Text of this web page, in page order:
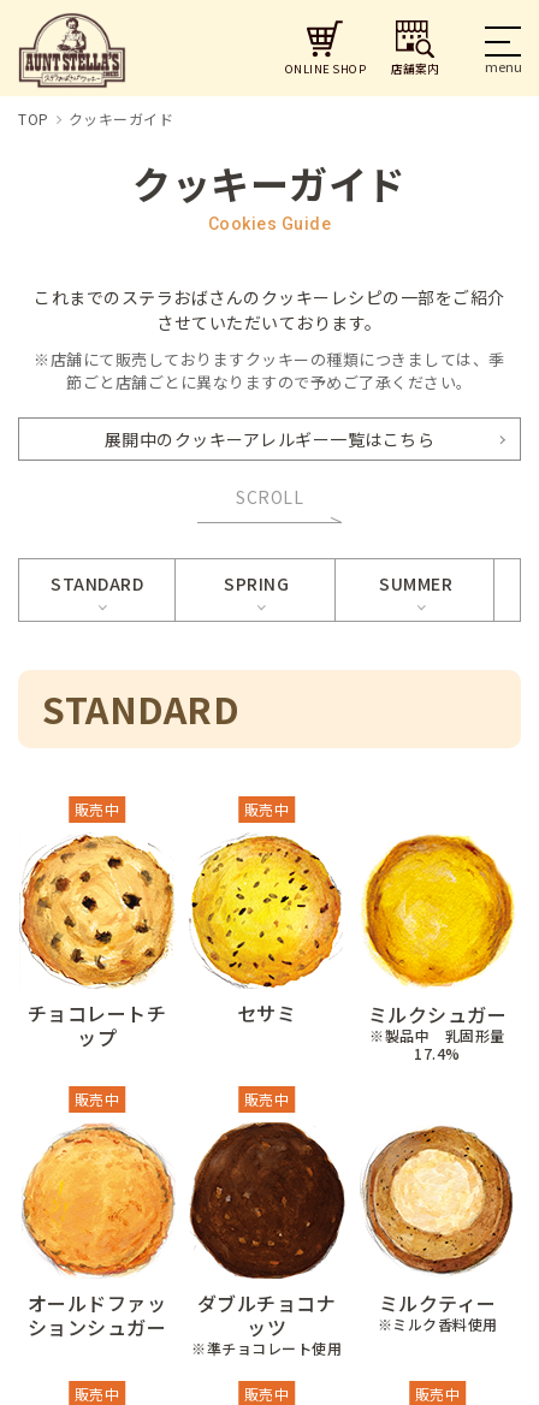
ONLINE SHOP 店舗案内
TOP クッキーガイド
クッキーガイド
Cookies Guide
これまでのステラおばさんのクッキーレシピの一部をご紹介
させていただいております。
※店舗にて販売しておりますクッキーの種類につきましては、季
節ごと店舗ごとに異なりますので予めご了承ください。
展開中のクッキーアレルギー一覧はこちら
SCROLL
STANDARD SPRING SUMMER
STANDARD
チョコレートチ
ップ
販売中
セサミ
販売中
ミルクシュガー
※製品中 乳固形量
17.4%
オールドファッ
ションシュガー
販売中
ダブルチョコナ
ッツ
※準チョコレート使用
販売中
ミルクティー
※ミルク香料使用
販売中 販売中 販売中